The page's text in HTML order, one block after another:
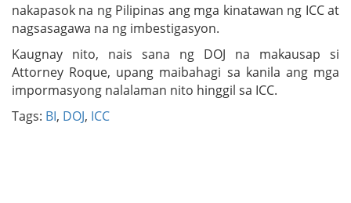
nakapasok na ng Pilipinas ang mga kinatawan ng ICC at
nagsasagawa na ng imbestigasyon.
Kaugnay nito, nais sana ng DOJ na makausap si
Attorney Roque, upang maibahagi sa kanila ang mga
impormasyong nalalaman nito hinggil sa ICC.
Tags: BI, DOJ, ICC